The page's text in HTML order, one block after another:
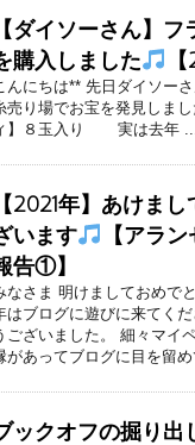
【ダイソーさん】
購入しました
んにちは** 先日ダイソー
売り場でお宝を発見しまし
】８玉入り 実は去年
【2021年】あけま
います
【アラ
告①】
なさま 明けましておめで
はブログに遊びに来てく
ございました。 細々マイ
があってブログに目を留
ックオフの掘り出